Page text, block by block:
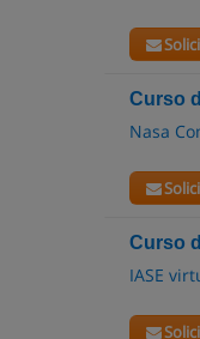
Curso
Nasa
Curso
IASE